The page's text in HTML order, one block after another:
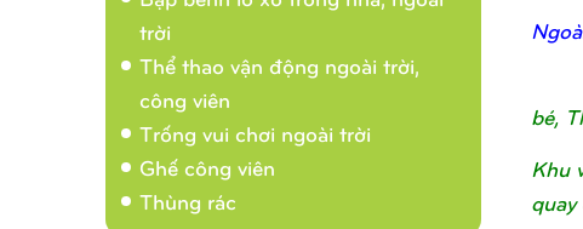
trời
Thể thao vận động ngoài trời,
công viên
Trống vui chơi ngoài trời
Ghế công viên
Thùng rác
bé,
Khu